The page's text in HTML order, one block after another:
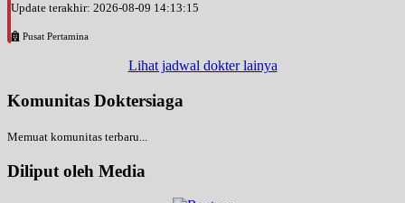
Update terakhir: 2026-08-09 14:13:15
Pusat Pertamina
Lihat jadwal dokter lainya
Komunitas Doktersiaga
Memuat komunitas terbaru...
Diliput oleh Media